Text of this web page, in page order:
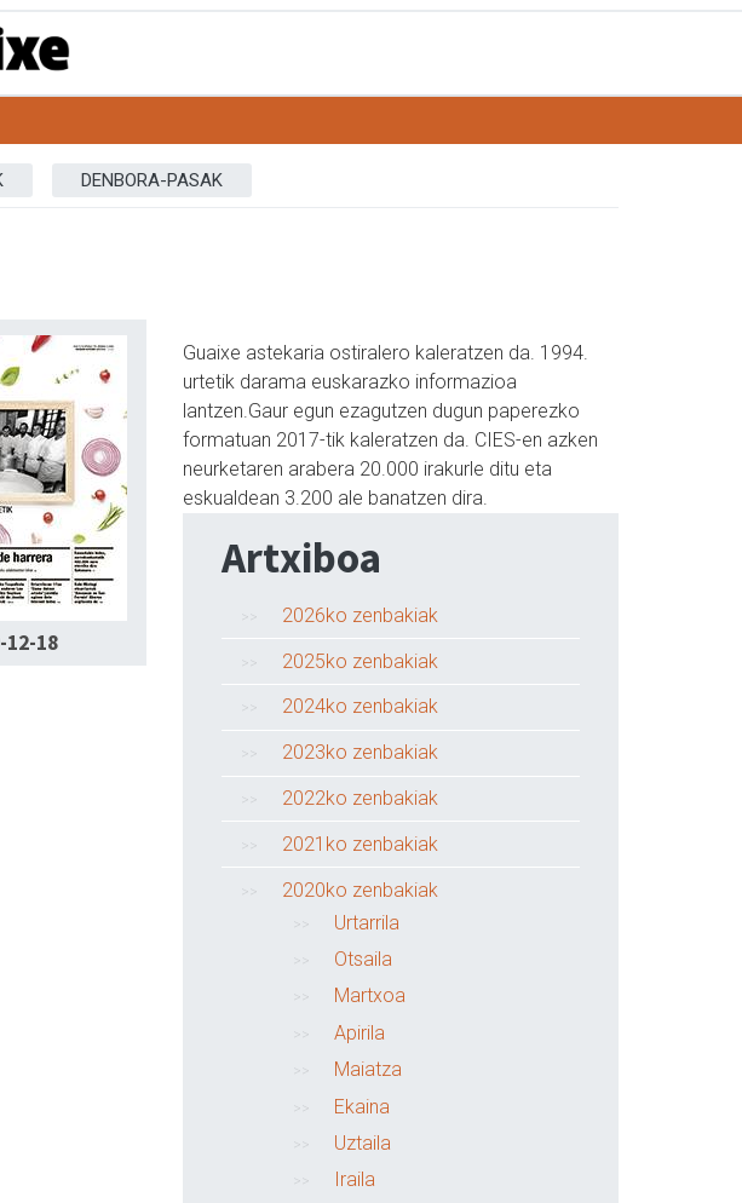
DENBORA-PASAK
12-18
Guaixe astekaria ostiralero kaleratzen da. 1994.
urtetik darama euskarazko informazioa
lantzen.Gaur egun ezagutzen dugun paperezko
formatuan 2017-tik kaleratzen da. CIES-en azken
neurketaren arabera 20.000 irakurle ditu eta
eskualdean 3.200 ale banatzen dira.
Artxiboa
2026ko zenbakiak
2025ko zenbakiak
2024ko zenbakiak
2023ko zenbakiak
2022ko zenbakiak
2021ko zenbakiak
2020ko zenbakiak
Urtarrila
Otsaila
Martxoa
Apirila
Maiatza
Ekaina
Uztaila
Iraila